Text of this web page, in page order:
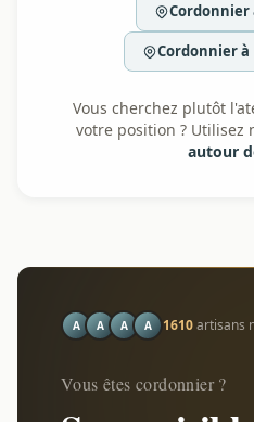
Cordonnier
Cordonnier à
Vous cherchez plutôt
votre position ? Utilisez
autour
A A A A 1610artisans
Vous êtes cordonnier ?